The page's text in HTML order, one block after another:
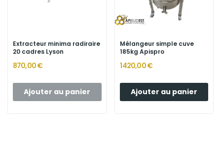
Extracteur minima radiraire
20 cadres Lyson
870,00 €
Ajouter au panier
Mélangeur simple cuve
185kg Apispro
1 420,00 €
Ajouter au panier